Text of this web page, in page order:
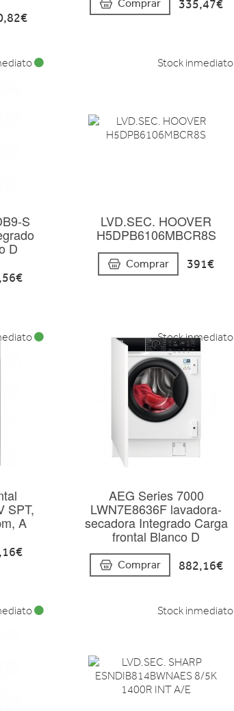
Comprar 335,47€
S
D
LVD.SEC. HOOVER
H5DPB6106MBCR8S
Comprar 391€
Stock inmediato
SPT,
A
AEG Series 7000
LWN7E8636F lavadora-
secadora Integrado Carga
frontal Blanco D
Comprar 882,16€
Stock inmediato
Stock inmediato